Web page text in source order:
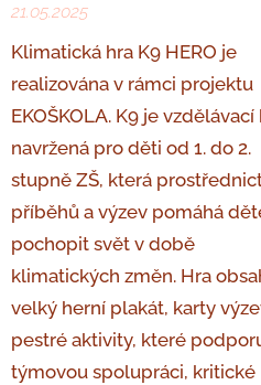
21.05.2025
Klimatická hra K9 HERO je
realizována v rámci projektu
EKOŠKOLA. K9 je vzdělávací
navržená pro děti od 1. do 2.
stupně ZŠ, která
příběhů a výzev pomáhá
pochopit svět v době
klimatických změn. Hra
velký herní plakát, karty
pestré aktivity, které
týmovou spolupráci, kritické